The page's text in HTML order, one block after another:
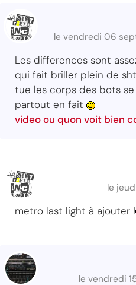
le vendredi 06
Les differences sont
qui fait briller plein de
tue les corps des bots
partout en fait
video ou quon voit bien
le
metro last light à ajouter !
le vendredi